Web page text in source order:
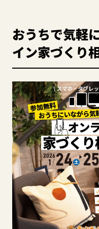
おうちで気軽
イン家づくり